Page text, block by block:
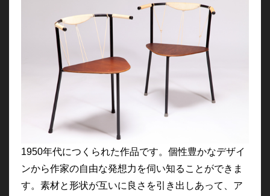
1950年代につくられた作品です。個性豊かなデザイ
ンから作家の自由な発想力を伺い知ることができま
す。素材と形状が互いに良さを引き出しあって、ア